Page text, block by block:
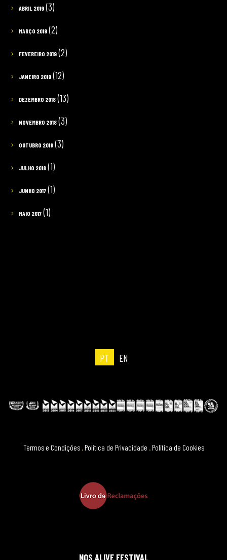
ABRIL 2019(3)
MARÇO 2019(2)
FEVEREIRO 2019(2)
JANEIRO 2019(12)
DEZEMBRO 2018(13)
NOVEMBRO 2018(3)
OUTUBRO 2018(3)
JULHO 2018(1)
JUNHO 2017(1)
MAIO 2017(1)
PT EN
Termos e Condições .Política de Privacidade .Política de Cookies
NOS ALIVE FESTIVAL